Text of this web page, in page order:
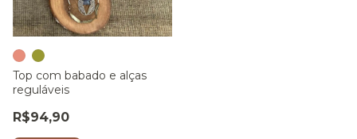
Top com babado e alças
reguláveis
R$94,90